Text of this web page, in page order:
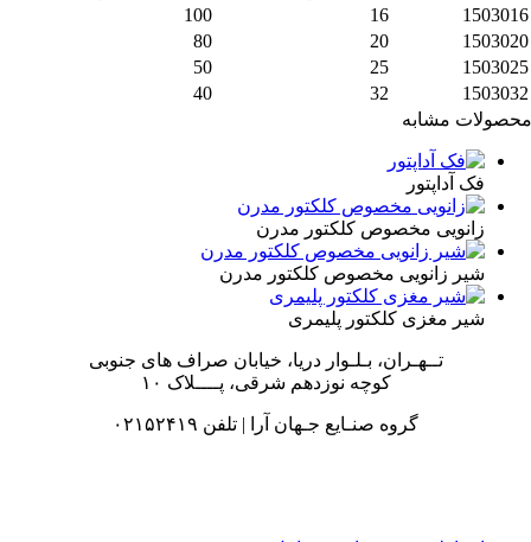
16
100
20
80
25
50
32
40
مشابه
فک آداپتور
زانویی مخصوص کلکتور مدرن
شیر زانویی مخصوص کلکتور مدرن
شیر مغزی کلکتور پلیمری
تــهـران، بـلـوار دریا، خیابان صراف های جنوبی
کوچه نوزدهم شرقی، پــــلاک ۱۰
گروه صنـایع جـهان آرا | تلفن ۰۲۱۵۲۴۱۹